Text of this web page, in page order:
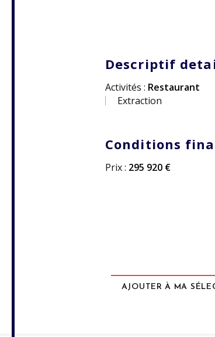
Descriptif
Activités : Restaurant
Extraction
Conditions
Prix : 295 920 €
AJOUTER À MA